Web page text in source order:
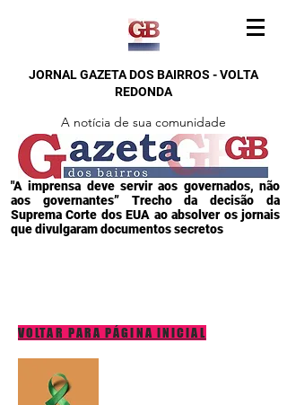
JORNAL GAZETA DOS BAIRROS - VOLTA
REDONDA
A notícia de sua comunidade
"A imprensa deve servir aos governados, não
aos governantes” Trecho da decisão da
Suprema Corte dos EUA ao absolver os jornais
que divulgaram documentos secretos
VOLTAR PARA PÁGINA INICIAL